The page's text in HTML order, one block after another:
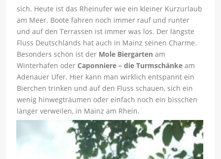
sich. Heute ist das Rheinufer wie ein kleiner Kurzurlaub
am Meer. Boote fahren noch immer rauf und runter
und auf den Terrassen ist immer was los. Der längste
Fluss Deutschlands hat auch in Mainz seinen Charme.
Besonders schön ist der Mole Biergarten am
Winterhafen oder Caponniere – die Turmschänke am
Adenauer Ufer. Hier kann man wirklich entspannt ein
Bierchen trinken und auf den Fluss schauen, sich ein
wenig hinwegträumen oder einfach noch ein bisschen
länger verweilen, in Mainz am Rhein.